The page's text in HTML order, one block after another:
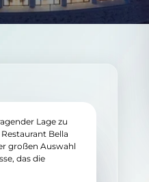
Lage zu
Bella
großen Auswahl
das die